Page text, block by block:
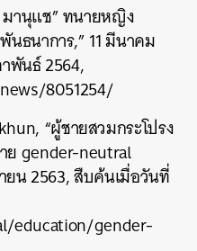
มานุแช” ทนายหญิง
ธนาการ,” 11 มีนาคม
พันธ์ 2564,
8051254/
“ผู้ชายสวมกระโปรง
ย gender-neutral
ยน 2563, สืบค้นเมื่อวันที่
education/gender-